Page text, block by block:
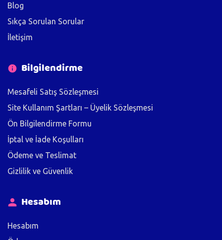
Blog
Sıkça Sorulan Sorular
İletişim
Bilgilendirme
Mesafeli Satış Sözleşmesi
Site Kullanım Şartları – Üyelik Sözleşmesi
Ön Bilgilendirme Formu
İptal ve İade Koşulları
Ödeme ve Teslimat
Gizlilik ve Güvenlik
Hesabım
Hesabım